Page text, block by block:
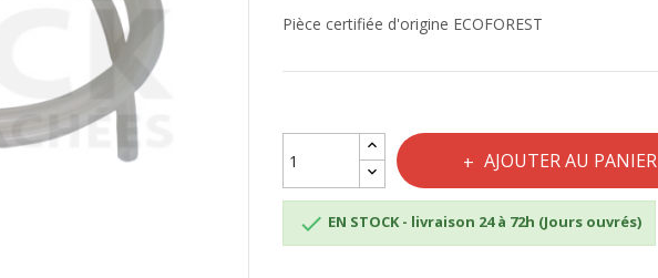
Pièce certifiée d'origine ECOFOREST
AJOUTER AU PANIER
 EN STOCK - livraison 24 à 72h (Jours ouvrés)